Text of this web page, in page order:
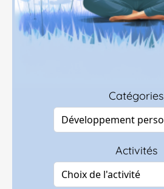
Catégories
Activités